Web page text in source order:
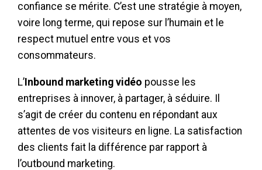
confiance se mérite. C’est une stratégie à moyen,
voire long terme, qui repose sur l’humain et le
respect mutuel entre vous et vos
consommateurs.
L’Inbound marketing vidéo pousse les
entreprises à innover, à partager, à séduire. Il
s’agit de créer du contenu en répondant aux
attentes de vos visiteurs en ligne. La satisfaction
des clients fait la différence par rapport à
l’outbound marketing.